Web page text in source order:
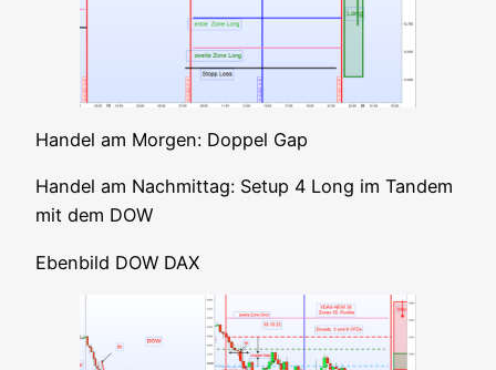
Han­del am Mor­gen: Dop­pel Gap
Han­del am Nach­mit­tag: Set­up 4 Long im Tan­dem
mit dem DOW
Eben­bild DOW DAX